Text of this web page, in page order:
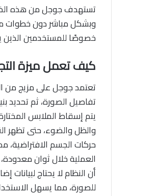
تستهدف جوجل من هذه
وبشكل مباشر دون خطوات
خصوصًا للمستخدمين
كيف تعمل ميزة
تعتمد جوجل على مزيج من
تفاصيل الصورة، ثم تحديد
يتم إسقاط الملابس
والظل والضوء، حتى تظهر
حركات الجسم الافتراضية،
العملية خلال ثوان
أن النظام لا يحتاج
للصورة، مما يسهل